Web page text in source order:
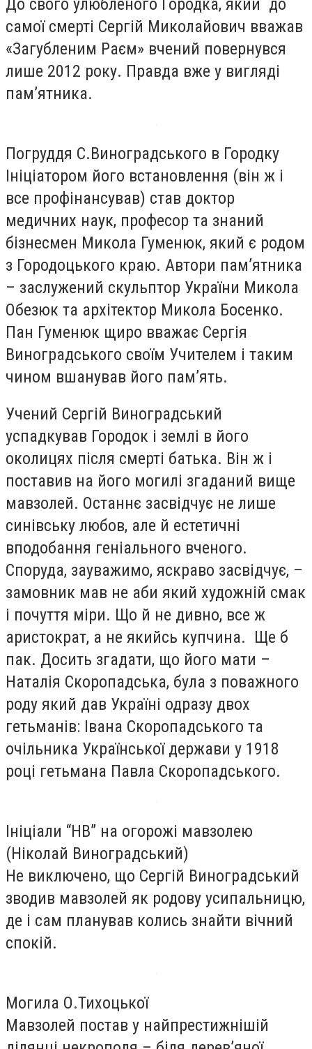
До свого улюбленого Городка, який до
самої смерті Сергій Миколайович вважав
«Загубленим Раєм» вчений повернувся
лише 2012 року. Правда вже у вигляді
пам’ятника.
Погруддя С.Виноградського в Городку
Ініціатором його встановлення (він ж і
все профінансував) став доктор
медичних наук, професор та знаний
бізнесмен Микола Гуменюк, який є родом
з Городоцького краю. Автори пам’ятника
– заслужений скульптор України Микола
Обезюк та архітектор Микола Босенко.
Пан Гуменюк щиро вважає Сергія
Виноградського своїм Учителем і таким
чином вшанував його пам’ять.
Учений Сергій Виноградський
успадкував Городок і землі в його
околицях після смерті батька. Він ж і
поставив на його могилі згаданий вище
мавзолей. Останнє засвідчує не лише
синівську любов, але й естетичні
вподобання геніального вченого.
Споруда, зауважимо, яскраво засвідчує, –
замовник мав не аби який художній смак
і почуття міри. Що й не дивно, все ж
аристократ, а не якийсь купчина. Ще б
пак. Досить згадати, що його мати –
Наталія Скоропадська, була з поважного
роду який дав Україні одразу двох
гетьманів: Івана Скоропадського та
очільника Української держави у 1918
році гетьмана Павла Скоропадського.
Ініціали “НВ” на огорожі мавзолею
(Ніколай Виноградський)
Не виключено, що Сергій Виноградський
зводив мавзолей як родову усипальницю,
де і сам планував колись знайти вічний
спокій.
Могила О.Тихоцької
Мавзолей постав у найпрестижнішій